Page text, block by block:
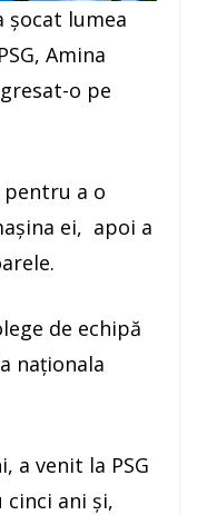
şocat lumea
Amina
o pe
a o
ei, apoi a
de echipă
naţionala
a venit la PSG
cinci ani şi,